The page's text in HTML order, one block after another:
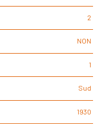
2
NON
1
Sud
1930